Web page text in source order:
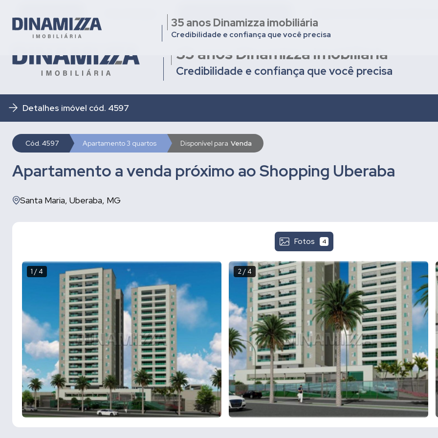
35 anos Dinamizza imobiliária
Credibilidade e confiança que você precisa
35 anos Dinamizza imobiliária
Credibilidade e confiança que você precisa
Detalhes imóvel cód. 4597
Cód. 4597 Apartamento 3 quartos Disponível para Venda
Apartamento a venda próximo ao Shopping Uberaba
Santa Maria, Uberaba, MG
Fotos 4
1 / 4 2 / 4